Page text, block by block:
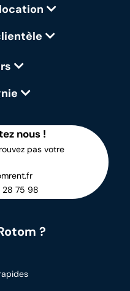
nous !
pas votre
28 75 98
?